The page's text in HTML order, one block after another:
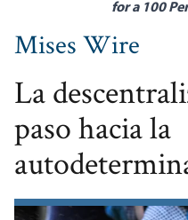
for a 100
Mises Wire
La
paso hacia la